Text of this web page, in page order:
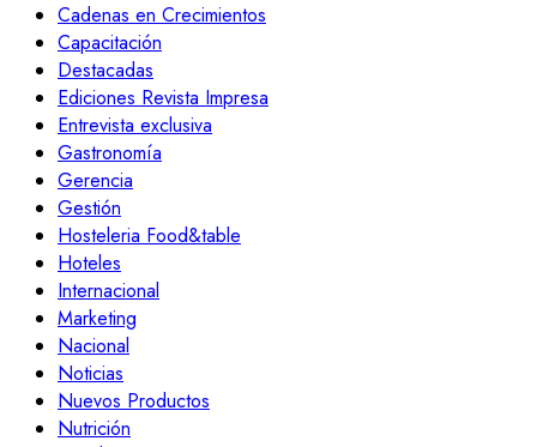
Cadenas en Crecimientos
Capacitación
Destacadas
Ediciones Revista Impresa
Entrevista exclusiva
Gastronomía
Gerencia
Gestión
Hosteleria Food&table
Hoteles
Internacional
Marketing
Nacional
Noticias
Nuevos Productos
Nutrición